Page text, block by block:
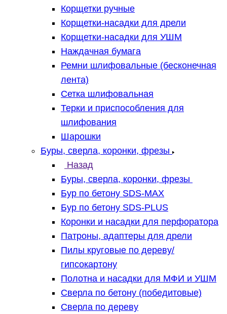
Корщетки ручные
Корщетки-насадки для дрели
Корщетки-насадки для УШМ
Наждачная бумага
Ремни шлифовальные (бесконечная
лента)
Сетка шлифовальная
Терки и приспособления для
шлифования
Шарошки
Буры, сверла, коронки, фрезы
Назад
Буры, сверла, коронки, фрезы
Бур по бетону SDS-MAX
Бур по бетону SDS-PLUS
Коронки и насадки для перфоратора
Патроны, адаптеры для дрели
Пилы круговые по дереву/
гипсокартону
Полотна и насадки для МФИ и УШМ
Сверла по бетону (победитовые)
Сверла по дереву